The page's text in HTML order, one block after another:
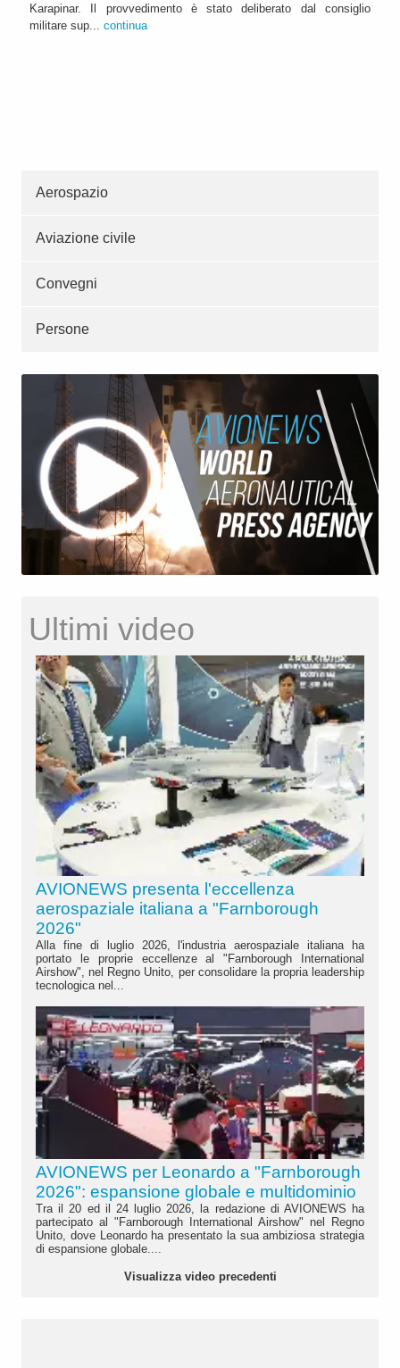
Karapinar. Il provvedimento è stato deliberato dal consiglio
militare sup... continua
Aerospazio
Aviazione civile
Convegni
Persone
Ultimi video
AVIONEWS presenta l'eccellenza
aerospaziale italiana a "Farnborough
2026"
Alla fine di luglio 2026, l'industria aerospaziale italiana ha
portato le proprie eccellenze al "Farnborough International
Airshow", nel Regno Unito, per consolidare la propria leadership
tecnologica nel...
AVIONEWS per Leonardo a "Farnborough
2026": espansione globale e multidominio
Tra il 20 ed il 24 luglio 2026, la redazione di AVIONEWS ha
partecipato al "Farnborough International Airshow" nel Regno
Unito, dove Leonardo ha presentato la sua ambiziosa strategia
di espansione globale....
Visualizza video precedenti